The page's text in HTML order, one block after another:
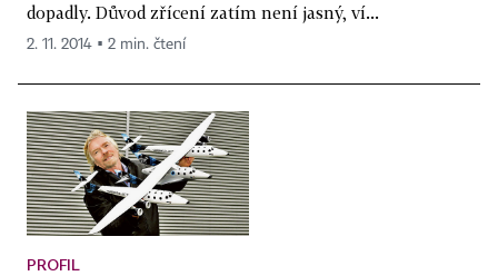
dopadly. Důvod zřícení zatím není jasný, ví...
2. 11. 2014 ▪ 2 min. čtení
PROFIL